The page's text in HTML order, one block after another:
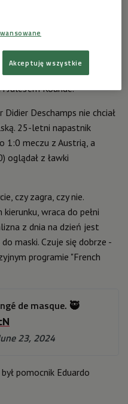
Mbappe
żartując na początku
Jules'em Kounde.
Deschamps nie chciał
25-letni napastnik
1:0 meczu z Austrią, a
oglądał z ławki
czy zagra, czy nie.
wraca do pełni
z dnia na dzień jest
maski. Czuje się dobrze -
programie "French
de masque. 🥷
23, 2024
pomocnik Eduardo
Akceptuję wszystkie